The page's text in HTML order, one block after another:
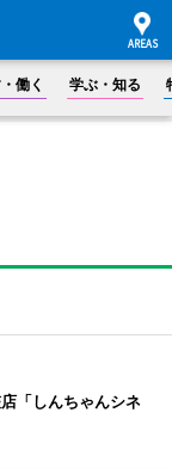
働く 学ぶ・知る
「しんちゃんシネ